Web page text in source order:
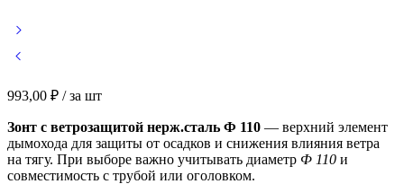
993,00 ₽ / за шт
Зонт с ветрозащитой нерж.сталь Ф 110 — верхний элемент
дымохода для защиты от осадков и снижения влияния ветра
на тягу. При выборе важно учитывать диаметр Ф 110 и
совместимость с трубой или оголовком.